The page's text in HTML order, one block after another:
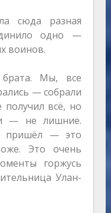
сюда разная
одно —
воинов.
Мы, все
— собрали
всё, но
— не лишние.
пришёл — это
Это очень
горжусь
Улан-